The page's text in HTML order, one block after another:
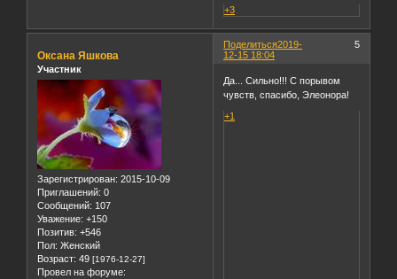
+3
Поделиться 5
2019-
12-15 18:04
Оксана Яшкова
Участник
Зарегистрирован: 2015-10-09
Приглашений: 0
Сообщений: 107
Уважение: +150
Позитив: +546
Пол: Женский
Возраст: 49 [1976-12-27]
Провел на форуме:
Да... Сильно!!! С порывом
чувств, спасибо, Элеонора!
+1